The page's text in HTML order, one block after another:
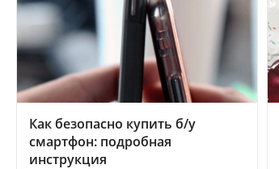
Как безопасно купить б/у
смартфон: подробная
инструкция